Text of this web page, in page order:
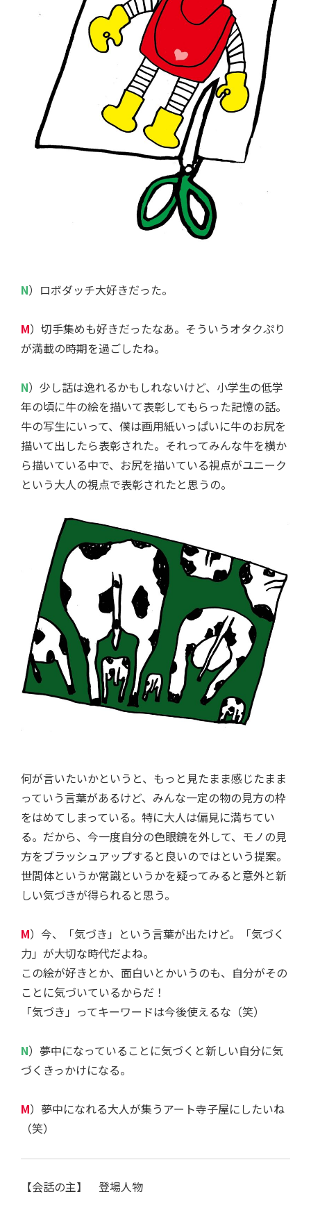
N）ロボダッチ大好きだった。
M）切手集めも好きだったなあ。そういうオタクぷり
が満載の時期を過ごしたね。
N）少し話は逸れるかもしれないけど、小学生の低学
年の頃に牛の絵を描いて表彰してもらった記憶の話。
牛の写生にいって、僕は画用紙いっぱいに牛のお尻を
描いて出したら表彰された。それってみんな牛を横か
ら描いている中で、お尻を描いている視点がユニーク
という大人の視点で表彰されたと思うの。
何が言いたいかというと、もっと見たまま感じたまま
っていう言葉があるけど、みんな一定の物の見方の枠
をはめてしまっている。特に大人は偏見に満ちてい
る。だから、今一度自分の色眼鏡を外して、モノの見
方をブラッシュアップすると良いのではという提案。
世間体というか常識というかを疑ってみると意外と新
しい気づきが得られると思う。
M）今、「気づき」という言葉が出たけど。「気づく
力」が大切な時代だよね。
この絵が好きとか、面白いとかいうのも、自分がその
ことに気づいているからだ！
「気づき」ってキーワードは今後使えるな（笑）
N）夢中になっていることに気づくと新しい自分に気
づくきっかけになる。
M）夢中になれる大人が集うアート寺子屋にしたいね
（笑）
【会話の主】 登場人物